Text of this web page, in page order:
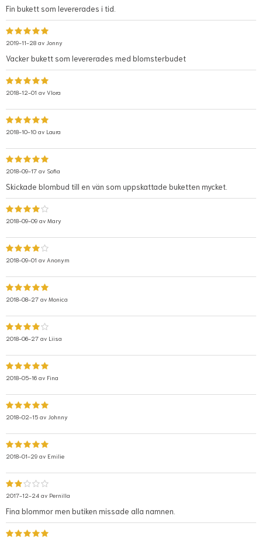
Fin bukett som levererades i tid.
2019-11-28 av Jonny
Vacker bukett som levererades med blomsterbudet
2018-12-01 av Vlora
2018-10-10 av Laura
2018-09-17 av Sofia
Skickade blombud till en vän som uppskattade buketten mycket.
2018-09-09 av Mary
2018-09-01 av Anonym
2018-08-27 av Monica
2018-06-27 av Liisa
2018-05-16 av Fina
2018-02-15 av Johnny
2018-01-29 av Emilie
2017-12-24 av Pernilla
Fina blommor men butiken missade alla namnen.